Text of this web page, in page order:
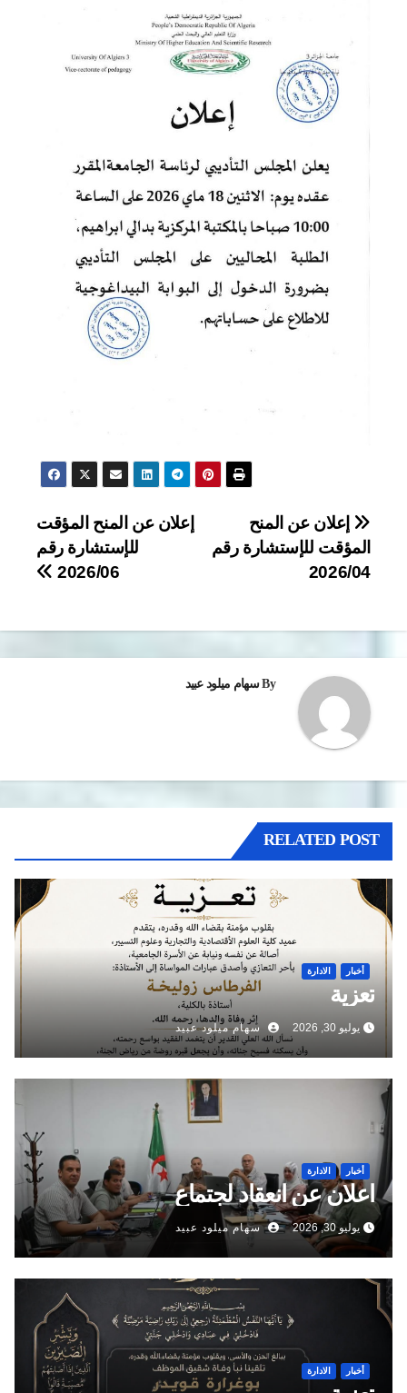
تصفّح
المقالات
إعلان عن المنح المؤقت
للإستشارة رقم
2026/06
إعلان عن المنح
المؤقت للإستشارة رقم
2026/04
By سهام ميلود عبيد
RELATED POST
أخبار الادارة
تعزية
يوليو 30, 2026 سهام ميلود عبيد
أخبار الادارة
اعلان عن انعقاد لجتماع
يوليو 30, 2026 سهام ميلود عبيد
أخبار الادارة